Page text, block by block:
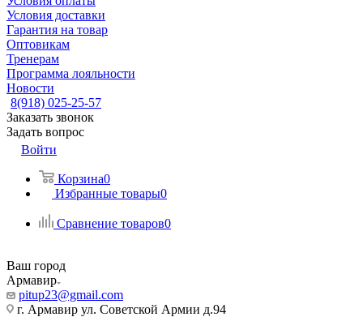
Условия доставки
Гарантия на товар
Оптовикам
Тренерам
Программа лояльности
Новости
8(918) 025-25-57
Заказать звонок
Задать вопрос
Войти
Корзина0
Избранные товары0
Сравнение товаров0
Ваш город
Армавир
pitup23@gmail.com
г. Армавир ул. Советской Армии д.94